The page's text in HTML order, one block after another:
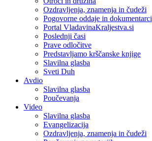
Ozdravljenja, znamenja in čudeži
Pogovorne oddaje in dokumentarci
Portal VladavinaKraljestva.si
Poslednji časi
Prave odločitve
Predstavljamo krščanske knjige
Slavilna glasba
Sveti Duh
Avdio
Slavilna glasba
Poučevanja
Video
Slavilna glasba
Evangelizacija
Ozdravljenja, znamenja in čudeži